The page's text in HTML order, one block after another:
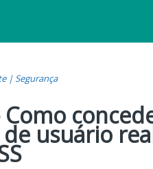
| Segurança
Como
usuário